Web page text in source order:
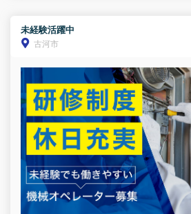
未経験活躍中
古河市